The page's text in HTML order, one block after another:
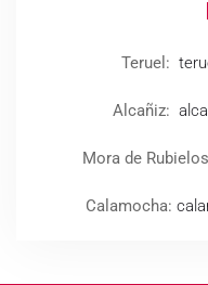
Teruel:
Alcañiz:
Mora de
Calamocha: